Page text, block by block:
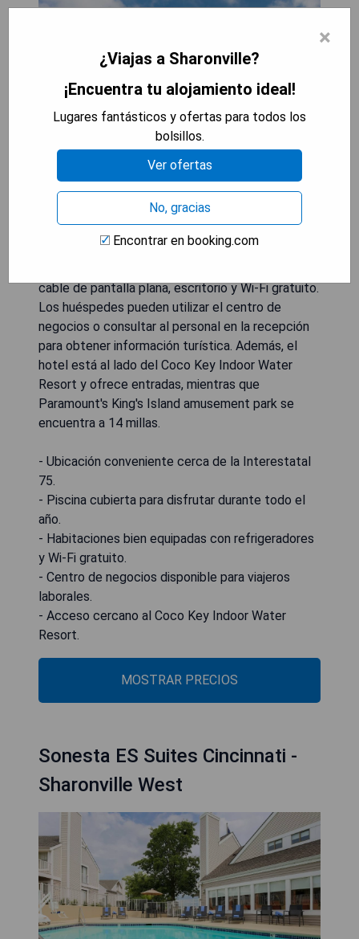
El hotel Chester Inn & Suites se encuentra a 1
milla de la Interestatal 75 y a solo 18 minutos en
coche del centro de Cincinnati. Ofrece una piscina
cubierta y habitaciones equipadas con
cable de pantalla plana, escritorio y Wi-Fi gratuito.
Los huéspedes pueden utilizar el centro de
negocios o consultar al personal en la recepción
para obtener información turística. Además, el
hotel está al lado del Coco Key Indoor Water
Resort y ofrece entradas, mientras que
Paramount's King's Island amusement park se
encuentra a 14 millas.
- Ubicación conveniente cerca de la Interestatal
75.
- Piscina cubierta para disfrutar durante todo el
año.
- Habitaciones bien equipadas con refrigeradores
y Wi-Fi gratuito.
- Centro de negocios disponible para viajeros
laborales.
- Acceso cercano al Coco Key Indoor Water
Resort.
MOSTRAR PRECIOS
Sonesta ES Suites Cincinnati -
Sharonville West
×
¿Viajas a Sharonville?
¡Encuentra tu alojamiento ideal!
Lugares fantásticos y ofertas para todos los
bolsillos.
Ver ofertas
No, gracias
Encontrar en booking.com